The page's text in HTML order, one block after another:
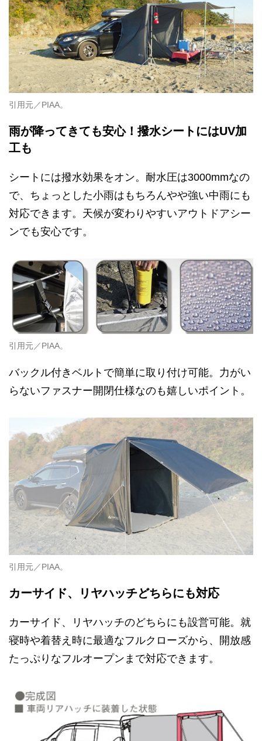
引用元／PIAA。
雨が降ってきても安心！撥水シートにはUV加
工も
シートには撥水効果をオン。耐水圧は3000mmなの
で、ちょっとした小雨はもちろんやや強い中雨にも
対応できます。天候が変わりやすいアウトドアシー
ンでも安心です。
引用元／PIAA。
バックル付きベルトで簡単に取り付け可能。力がい
らないファスナー開閉仕様なのも嬉しいポイント。
引用元／PIAA。
カーサイド、リヤハッチどちらにも対応
カーサイド、リヤハッチのどちらにも設営可能。就
寝時や着替え時に最適なフルクローズから、開放感
たっぷりなフルオープンまで対応できます。